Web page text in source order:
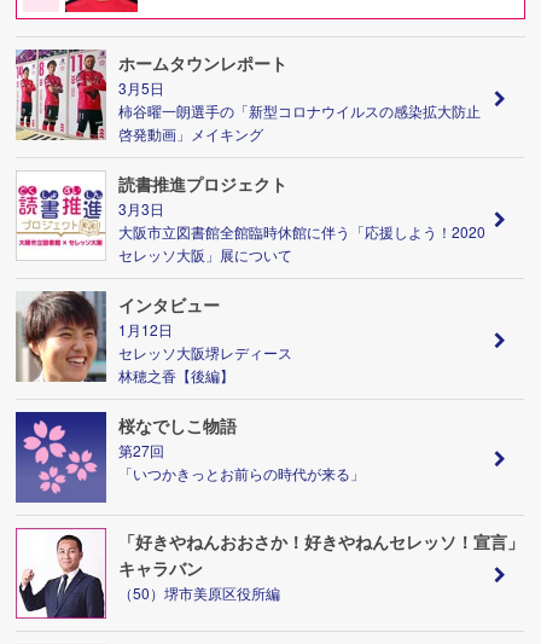
ホームタウンレポート
3月5日
柿谷曜一朗選手の「新型コロナウイルスの感染拡大防止
啓発動画」メイキング
読書推進プロジェクト
3月3日
大阪市立図書館全館臨時休館に伴う「応援しよう！2020
セレッソ大阪」展について
インタビュー
1月12日
セレッソ大阪堺レディース
林穂之香【後編】
桜なでしこ物語
第27回
「いつかきっとお前らの時代が来る」
「好きやねんおおさか！好きやねんセレッソ！宣言」
キャラバン
（50）堺市美原区役所編